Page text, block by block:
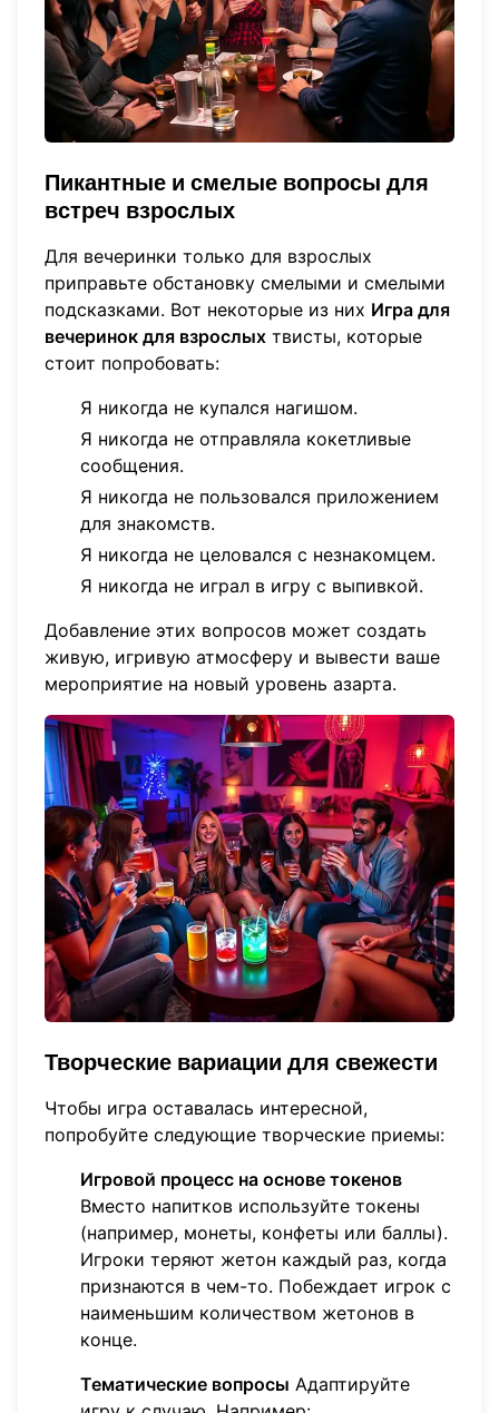
Пикантные и смелые вопросы для
встреч взрослых
Для вечеринки только для взрослых
приправьте обстановку смелыми и смелыми
подсказками. Вот некоторые из них Игра для
вечеринок для взрослых твисты, которые
стоит попробовать:
Я никогда не купался нагишом.
Я никогда не отправляла кокетливые
сообщения.
Я никогда не пользовался приложением
для знакомств.
Я никогда не целовался с незнакомцем.
Я никогда не играл в игру с выпивкой.
Добавление этих вопросов может создать
живую, игривую атмосферу и вывести ваше
мероприятие на новый уровень азарта.
Творческие вариации для свежести
Чтобы игра оставалась интересной,
попробуйте следующие творческие приемы:
Игровой процесс на основе токенов
Вместо напитков используйте токены
(например, монеты, конфеты или баллы).
Игроки теряют жетон каждый раз, когда
признаются в чем-то. Побеждает игрок с
наименьшим количеством жетонов в
конце.
Тематические вопросы Адаптируйте